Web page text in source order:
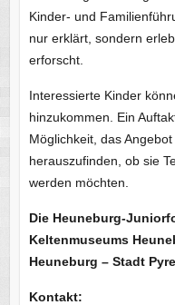
Kinder- und
nur erklärt, sondern
erforscht.
Interessierte Kinder
hinzukommen. Ein
Möglichkeit, das
herauszufinden, ob sie
werden möchten.
Die Heuneburg-
Keltenmuseums
Heuneburg – Stadt
Kontakt: